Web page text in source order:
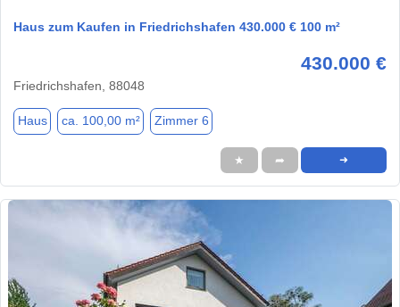
Haus zum Kaufen in Friedrichshafen 430.000 € 100 m²
430.000 €
Friedrichshafen, 88048
Haus ca. 100,00 m² Zimmer 6
★ ➦ ➜